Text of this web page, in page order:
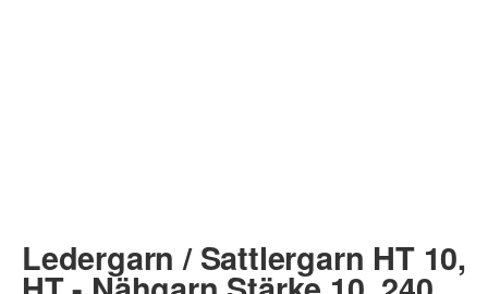
Ledergarn / Sattlergarn HT 10,